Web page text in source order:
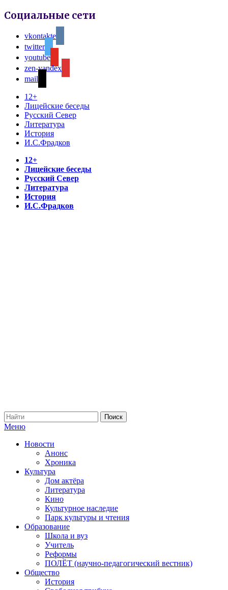
Социальные сети
vkontakte
twitter
youtube
zen-yandex
mail
12+
Лицейские беседы
Русский Север
Литература
История
И.С.Фрадков
12+
Лицейские беседы
Русский Север
Литература
История
И.С.Фрадков
Меню
Новости
Анонс
Хроника
Культура
Дом актёра
Литература
Кино
Культурное наследие
Парк культуры и чтения
Образование
Школа и вуз
Учитель
Реформы
ПОЛЁТ (научно-педагогический вестник)
Общество
История